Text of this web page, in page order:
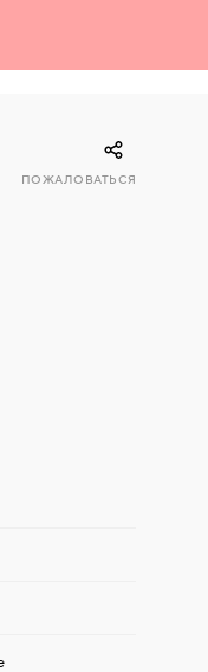
ПОЖАЛОВАТЬСЯ